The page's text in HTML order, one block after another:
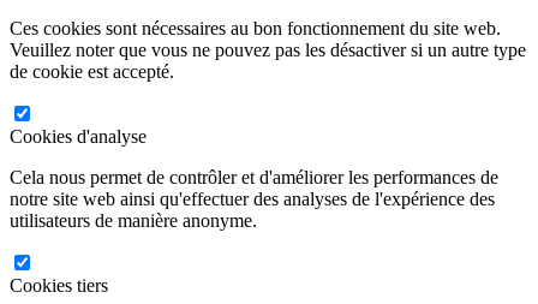
Ces cookies sont nécessaires au bon fonctionnement du site web.
Veuillez noter que vous ne pouvez pas les désactiver si un autre type
de cookie est accepté.
Cookies d'analyse
Cela nous permet de contrôler et d'améliorer les performances de
notre site web ainsi qu'effectuer des analyses de l'expérience des
utilisateurs de manière anonyme.
Cookies tiers